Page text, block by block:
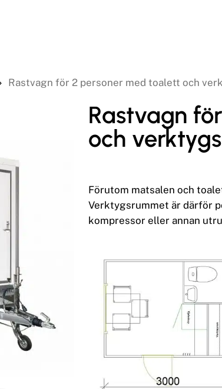
Rastvagn för 2 personer med toalett och
Rastvagn
och
Förutom matsalen och
Verktygsrummet är därför
kompressor eller annan